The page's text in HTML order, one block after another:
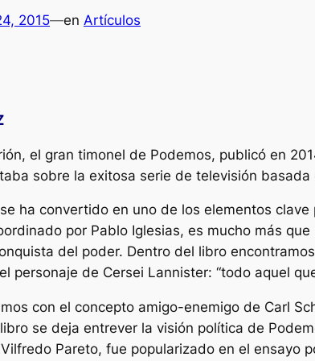
2015—en Artículos
el gran timonel de Podemos, publicó en
sobre la exitosa serie de televisión
ha convertido en uno de los elementos
por Pablo Iglesias, es mucho más
del poder. Dentro del libro
personaje de Cersei Lannister: “todo aquel
con el concepto amigo-enemigo de Carl
se deja entrever la visión política de
Pareto, fue popularizado en el ensayo